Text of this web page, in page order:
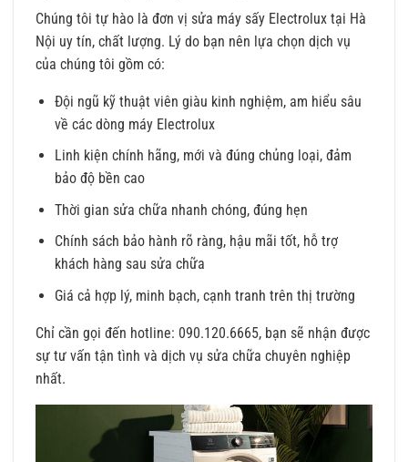
Chúng tôi tự hào là đơn vị sửa máy sấy Electrolux tại Hà
Nội uy tín, chất lượng. Lý do bạn nên lựa chọn dịch vụ
của chúng tôi gồm có:
Đội ngũ kỹ thuật viên giàu kinh nghiệm, am hiểu sâu
về các dòng máy Electrolux
Linh kiện chính hãng, mới và đúng chủng loại, đảm
bảo độ bền cao
Thời gian sửa chữa nhanh chóng, đúng hẹn
Chính sách bảo hành rõ ràng, hậu mãi tốt, hỗ trợ
khách hàng sau sửa chữa
Giá cả hợp lý, minh bạch, cạnh tranh trên thị trường
Chỉ cần gọi đến hotline: 090.120.6665, bạn sẽ nhận được
sự tư vấn tận tình và dịch vụ sửa chữa chuyên nghiệp
nhất.